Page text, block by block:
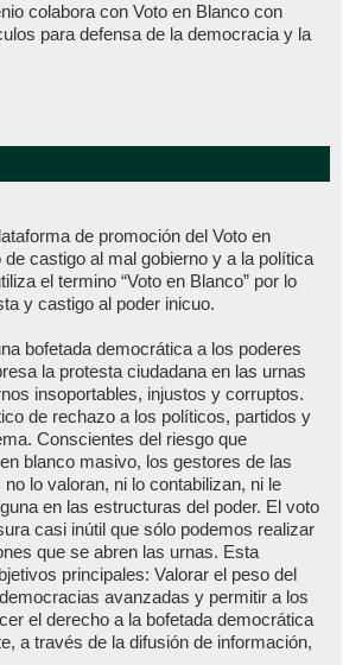
colabora con Voto en Blanco con
para defensa de la democracia y la
de promoción del Voto en
castigo al mal gobierno y a la política
el termino “Voto en Blanco” por lo
y castigo al poder inicuo.
bofetada democrática a los poderes
la protesta ciudadana en las urnas
insoportables, injustos y corruptos.
de rechazo a los políticos, partidos y
Conscientes del riesgo que
blanco masivo, los gestores de las
lo valoran, ni lo contabilizan, ni le
en las estructuras del poder. El voto
casi inútil que sólo podemos realizar
que se abren las urnas. Esta
principales: Valorar el peso del
avanzadas y permitir a los
el derecho a la bofetada democrática
a través de la difusión de información,